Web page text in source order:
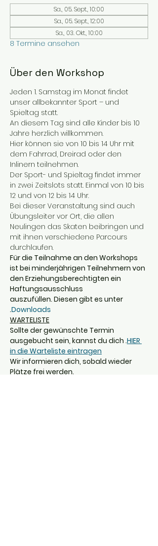
Sa., 05. Sept., 10:00
Sa., 05. Sept., 12:00
Sa., 03. Okt., 10:00
8 Termine ansehen
Über den Workshop
Jeden 1. Samstag im Monat findet
unser allbekannter Sport – und
Spieltag statt.
An diesem Tag sind alle Kinder bis 10
Jahre herzlich willkommen.
Hier können sie von 10 bis 14 Uhr mit
dem Fahrrad, Dreirad oder den
Inlinern teilnehmen.
Der Sport- und Spieltag findet immer
in zwei Zeitslots statt. Einmal von 10 bis
12 und von 12 bis 14 Uhr.
Bei dieser Veranstaltung sind auch
Übungsleiter vor Ort, die allen
Neulingen das Skaten beibringen und
mit ihnen verschiedene Parcours
durchlaufen.
Für die Teilnahme an den Workshops
ist bei minderjährigen Teilnehmern von
den Erziehungsberechtigten ein
Haftungsausschluss
auszufüllen. Diesen gibt es unter
.Downloads
WARTELISTE
Sollte der gewünschte Termin
ausgebucht sein, kannst du dich .HIER
in die Warteliste eintragen
Wir informieren dich, sobald wieder
Plätze frei werden.